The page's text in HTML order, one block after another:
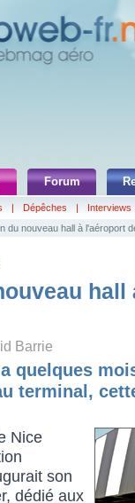
Forum
| Dépêches |
Interviews
du nouveau hall à l'aéroport
hall
Barrie
quelques
terminal,
Nice
son
dédié aux